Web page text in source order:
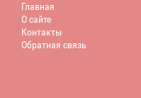
Главная
О сайте
Контакты
Обратная связь